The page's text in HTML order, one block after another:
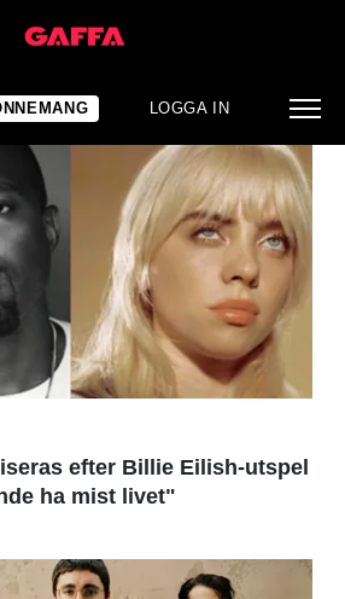
LOGGA IN
efter Billie Eilish-utspel
ha mist livet"